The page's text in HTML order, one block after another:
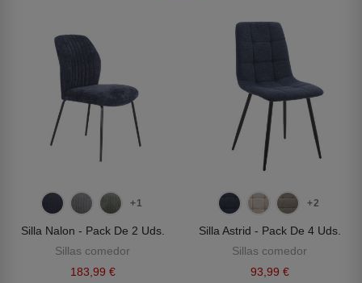
+1
Silla Nalon - Pack De 2 Uds.
Sillas comedor
183,99 €
+2
Silla Astrid - Pack De 4 Uds.
Sillas comedor
93,99 €